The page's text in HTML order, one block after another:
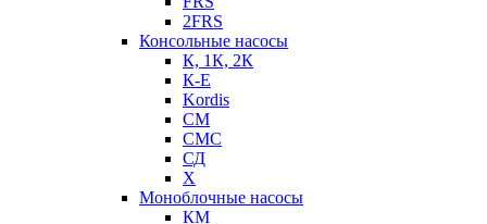
2FRS
Консольные насосы
К, 1К, 2К
К-Е
Kordis
СМ
СМС
СД
Х
Моноблочные насосы
КМ